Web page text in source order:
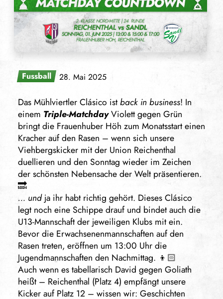
Fussball 28. Mai 2025
Das Mühlviertler Clásico istback in business! In
einem Triple-MatchdayViolett gegen Grün
bringt die Frauenhuber Höh zum Monatsstart einen
Kracher auf den Rasen – wenn sich unsere
Viehbergskicker mit der Union Reichenthal
duellieren und den Sonntag wieder im Zeichen
der schönsten Nebensache der Welt präsentieren.
🔜
… undja ihr habt richtig gehört. Dieses Clásico
legt noch eine Schippe drauf und bindet auch die
U13-Mannschaft der jeweiligen Klubs mit ein.
Bevor die Erwachsenenmannschaften auf den
Rasen treten, eröffnen um 13:00 Uhr die
Jugendmannschaften den Nachmittag. 👦🏻
Auch wenn es tabellarisch David gegen Goliath
heißt – Reichenthal (Platz 4) empfängt unsere
Kicker auf Platz 12 – wissen wir: Geschichten